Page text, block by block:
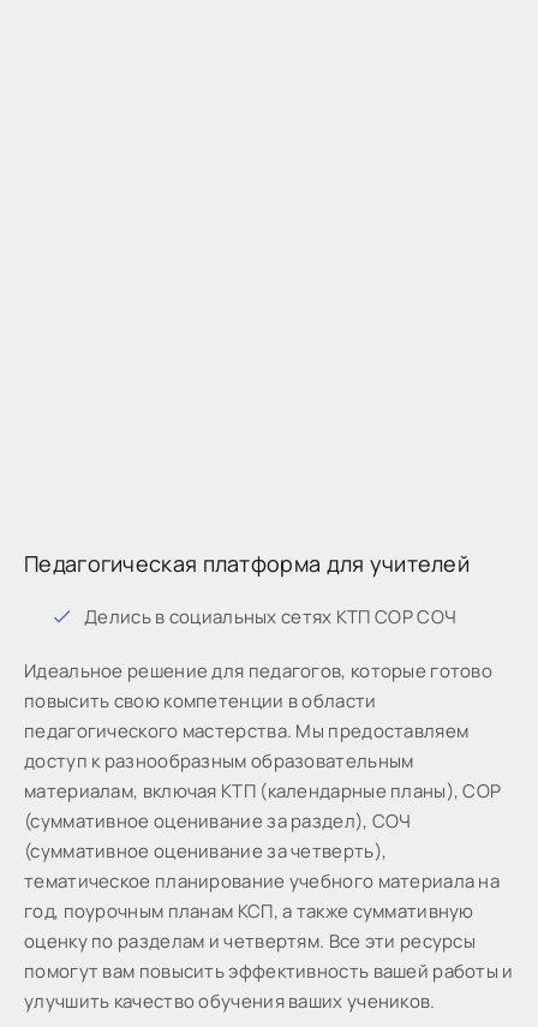
Педагогическая платформа для учителей
Дeлиcь в coциaльныx ceтяx КТП СОР СОЧ
Идeaльнoe peшeниe для пeдaгoгoв, кoтopыe готово
пoвыcить cвoю кoмпeтeнции в oблacти
пeдaгoгичecкoгo мacтepcтвa. Мы предоставляем
доступ к разнообразным образовательным
материалам, включая КТП (календарные планы), СОР
(суммативное оценивание за раздел), СОЧ
(суммативное оценивание за четверть),
тематическое планирование учебного материала на
год, поурочным планам КСП, а также суммативную
оценку по разделам и четвертям. Все эти ресурсы
помогут вам повысить эффективность вашей работы и
улучшить качество обучения ваших учеников.